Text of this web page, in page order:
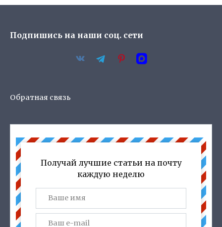
Подпишись на наши соц. сети
Обратная связь
Получай лучшие статьи на почту
каждую неделю